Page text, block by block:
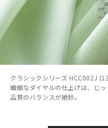
クラシックシリーズ HCC002J
繊細なダイヤルの仕上げは、じ
品質のバランスが絶妙。